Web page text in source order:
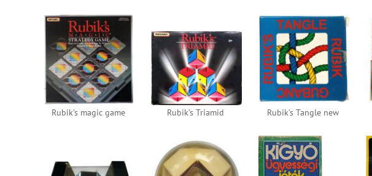
Rubik’s magic game Rubik’s Triamid Rubik’s Tangle new